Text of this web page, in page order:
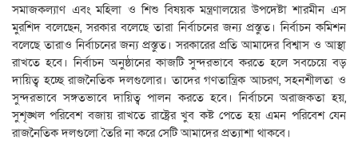
সমাজকল্যাণ এবং মহিলা ও শিশু বিষয়ক মন্ত্রণালয়ের উপদেষ্টা শারমীন এস
মুরশিদ বলেছেন, সরকার বলেছে তারা নির্বাচনের জন্য প্রস্তুত। নির্বাচন কমিশন
বলেছে তারাও নির্বাচনের জন্য প্রস্তুত। সরকারের প্রতি আমাদের বিশ্বাস ও আস্থা
রাখতে হবে। নির্বাচন অনুষ্ঠানের কাজটি সুন্দরভাবে করতে হলে সবচেয়ে বড়
দায়িত্ব হচ্ছে রাজনৈতিক দলগুলোর। তাদের গণতান্ত্রিক আচরণ, সহনশীলতা ও
সুন্দরভাবে সঙ্গতভাবে দায়িত্ব পালন করতে হবে। নির্বাচনে অরাজকতা হয়,
সুশৃঙ্খল পরিবেশ বজায় রাখতে রাষ্ট্রের খুব কষ্ট পেতে হয় এমন পরিবেশ যেন
রাজনৈতিক দলগুলো তৈরি না করে সেটি আমাদের প্রত্যাশা থাকবে।